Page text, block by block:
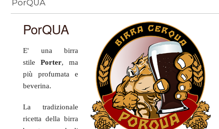
PorQUA
PorQUA
E' una birra
stilePorter, ma
piùprofumata e
beverina.
La tradizionale
ricetta della birra